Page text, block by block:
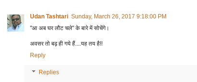
Udan Tashtari Sunday, March 26, 2017 9:18:00 PM
"आ अब घर लौट चले" के बारे में सोचेंगे।
अवसर तो बढ़ ही गये हैं....यह तय है!!
Reply
Replies